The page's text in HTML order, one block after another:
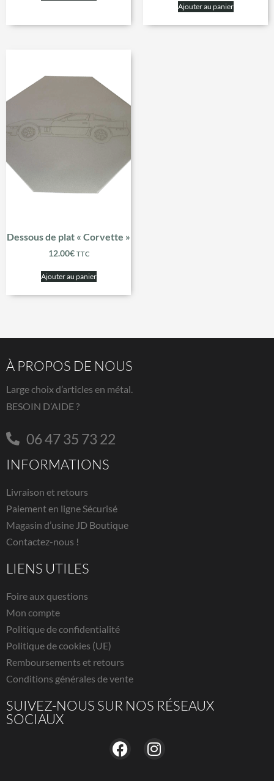
Ajouter au panier
Dessous de plat « Corvette »
12.00€ TTC
Ajouter au panier
À PROPOS DE NOUS
Large choix d’articles en métal.
BESOIN D’AIDE ?
06 47 35 73 22
INFORMATIONS
Livraison et retours
Paiement en ligne Sécurisé
Magasin d’usine JD Boutique
Contactez-nous !
LIENS UTILES
Foire aux questions
Mon compte
Politique de confidentialité
Politique de cookies (UE)
Remboursements et retours
Conditions générales de vente
SUIVEZ-NOUS SUR NOS RÉSEAUX
SOCIAUX